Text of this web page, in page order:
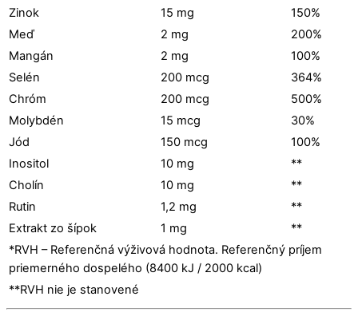
Zinok
15 mg
150%
Meď
2 mg
200%
Mangán
2 mg
100%
Selén
200 mcg
364%
Chróm
200 mcg
500%
Molybdén
15 mcg
30%
Jód
150 mcg
100%
Inositol
10 mg
**
Cholín
10 mg
**
Rutin
1,2 mg
**
Extrakt zo šípok
1 mg
**
*RVH – Referenčná výživová hodnota. Referenčný príjem
priemerného dospelého (8400 kJ / 2000 kcal)
**RVH nie je stanovené